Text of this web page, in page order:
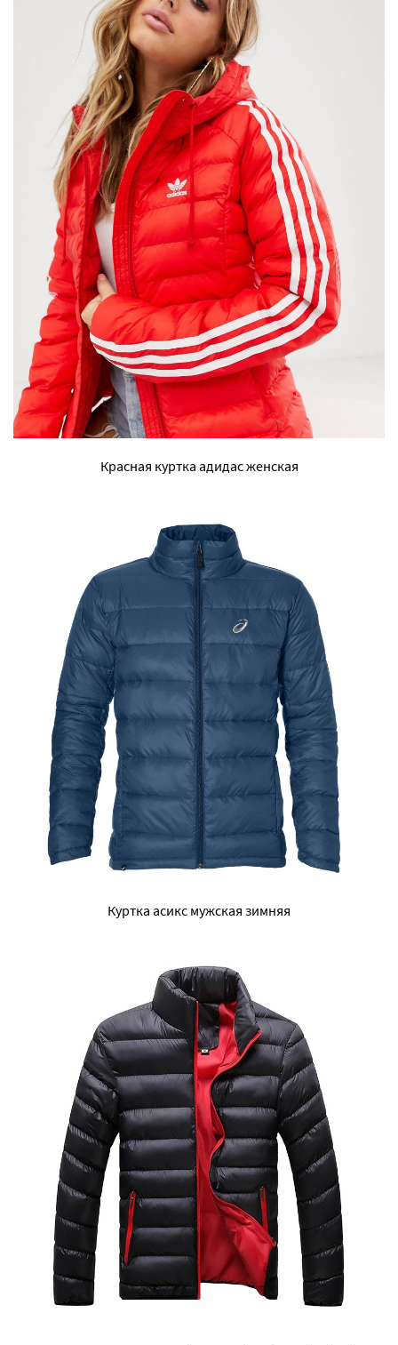
Красная куртка адидас женская
Куртка асикс мужская зимняя